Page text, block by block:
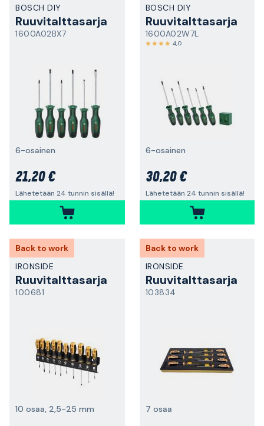
BOSCH DIY
Ruuvitalttasarja
1600A02BX7
6-osainen
21,20 €
Lähetetään 24 tunnin sisällä!
BOSCH DIY
Ruuvitalttasarja
1600A02W7L
4,0
6-osainen
30,20 €
Lähetetään 24 tunnin sisällä!
Back to work
IRONSIDE
Ruuvitalttasarja
100681
10 osaa, 2,5-25 mm
Back to work
IRONSIDE
Ruuvitalttasarja
103834
7 osaa